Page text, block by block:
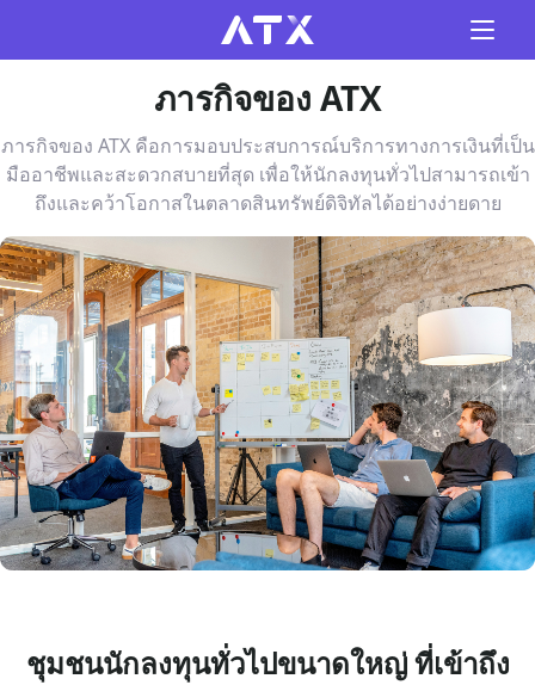
ภารกิจของ ATX
ภารกิจของ ATX คือการมอบประสบการณ์บริการทางการเงินที่เป็น
มืออาชีพและสะดวกสบายที่สุด เพื่อให้นักลงทุนทั่วไปสามารถเข้า
ถึงและคว้าโอกาสในตลาดสินทรัพย์ดิจิทัลได้อย่างง่ายดาย
ชุมชนนักลงทุนทั่วไปขนาดใหญ่ ที่เข้าถึง